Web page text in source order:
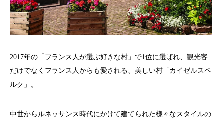
2017年の「フランス人が選ぶ好きな村」で1位に選ばれ、観光客
だけでなくフランス人からも愛される、美しい村「カイゼルスベ
ルク」。
中世からルネッサンス時代にかけて建てられた様々なスタイルの